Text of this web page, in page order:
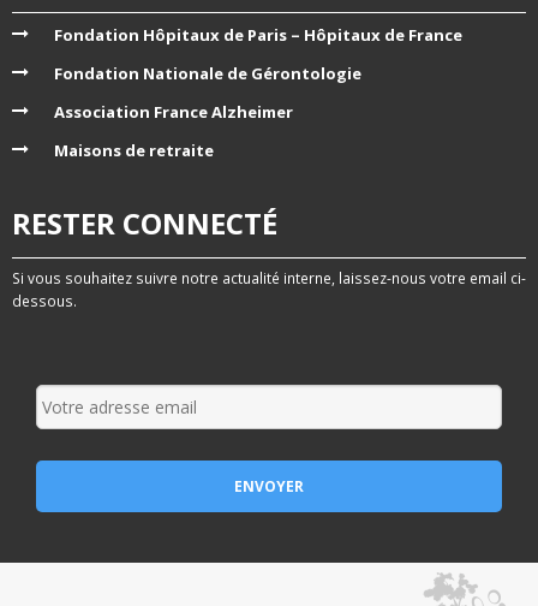
Fondation Hôpitaux de Paris – Hôpitaux de France
Fondation Nationale de Gérontologie
Association France Alzheimer
Maisons de retraite
RESTER CONNECTÉ
Si vous souhaitez suivre notre actualité interne, laissez-nous votre email ci-
dessous.